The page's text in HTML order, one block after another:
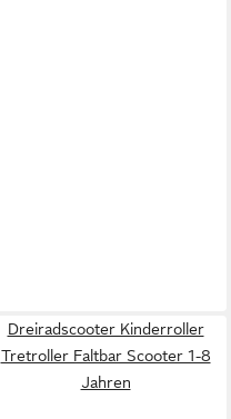
Dreiradscooter Kinderroller
Tretroller Faltbar Scooter 1-8
Jahren